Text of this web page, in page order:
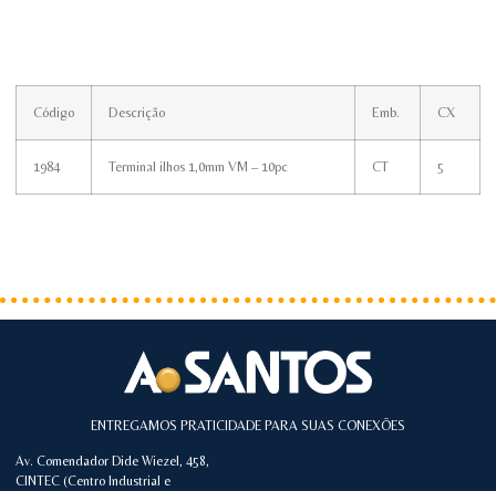
Código Descrição Emb. CX
1984 Terminal ilhos 1,0mm VM – 10pc CT 5
ENTREGAMOS PRATICIDADE PARA SUAS CONEXÕES
Av. Comendador Dide Wiezel, 458,
CINTEC (Centro Industrial e